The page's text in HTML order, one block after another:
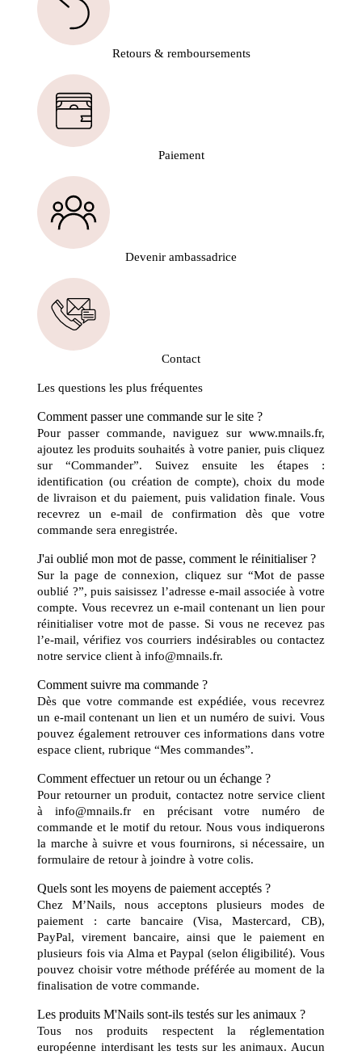
Retours & remboursements
Paiement
Devenir ambassadrice
Contact
Les questions les plus fréquentes
Comment passer une commande sur le site ?
Pour passer commande, naviguez sur www.mnails.fr,
ajoutez les produits souhaités à votre panier, puis cliquez
sur “Commander”. Suivez ensuite les étapes :
identification (ou création de compte), choix du mode
de livraison et du paiement, puis validation finale. Vous
recevrez un e-mail de confirmation dès que votre
commande sera enregistrée.
J'ai oublié mon mot de passe, comment le réinitialiser ?
Sur la page de connexion, cliquez sur “Mot de passe
oublié ?”, puis saisissez l’adresse e-mail associée à votre
compte. Vous recevrez un e-mail contenant un lien pour
réinitialiser votre mot de passe. Si vous ne recevez pas
l’e-mail, vérifiez vos courriers indésirables ou contactez
notre service client à info@mnails.fr.
Comment suivre ma commande ?
Dès que votre commande est expédiée, vous recevrez
un e-mail contenant un lien et un numéro de suivi. Vous
pouvez également retrouver ces informations dans votre
espace client, rubrique “Mes commandes”.
Comment effectuer un retour ou un échange ?
Pour retourner un produit, contactez notre service client
à info@mnails.fr en précisant votre numéro de
commande et le motif du retour. Nous vous indiquerons
la marche à suivre et vous fournirons, si nécessaire, un
formulaire de retour à joindre à votre colis.
Quels sont les moyens de paiement acceptés ?
Chez M’Nails, nous acceptons plusieurs modes de
paiement : carte bancaire (Visa, Mastercard, CB),
PayPal, virement bancaire, ainsi que le paiement en
plusieurs fois via Alma et Paypal (selon éligibilité). Vous
pouvez choisir votre méthode préférée au moment de la
finalisation de votre commande.
Les produits M'Nails sont-ils testés sur les animaux ?
Tous nos produits respectent la réglementation
européenne interdisant les tests sur les animaux. Aucun